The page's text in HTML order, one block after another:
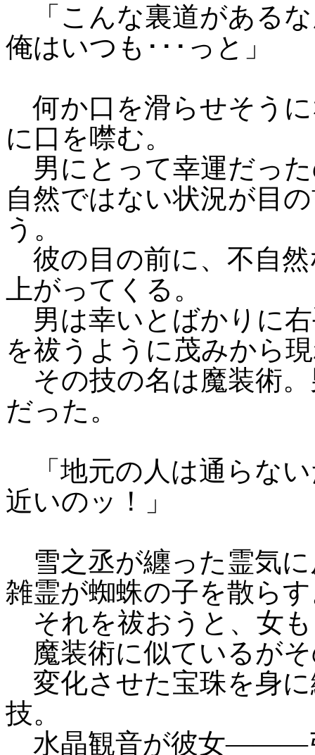
「こんな裏道がある
俺はいつも･･･っと」
何か口を滑らせそう
に口を噤む。
男にとって幸運だっ
自然ではない状況が目
う。
彼の目の前に、不自
上がってくる。
男は幸いとばかりに
を祓うように茂みから
その技の名は魔装術
だった。
「地元の人は通らな
近いのッ！」
雪之丞が纏った霊気
雑霊が蜘蛛の子を散ら
それを祓おうと、女
魔装術に似ているが
変化させた宝珠を身
技。
水晶観音が彼女―――